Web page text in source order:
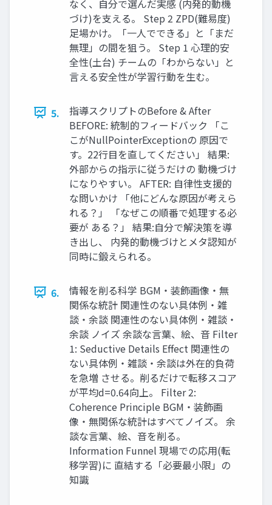
なく、自分で選んだ実感 (内発的動機
づけ)を支える。 Step 2 ZPD(難易度)
足場かけ。「一人でできる」と「まだ
無理」の間を狙う。 Step 1 心理的安
全性(土台) チームの「わからない」と
言える安全性が学習行動を生む。
5.
指導スクリプトのBefore & After
BEFORE: 統制的フィードバック 「こ
こがNullPointerExceptionの 原因で
す。22行目を直してください」 結果:
外部からの指示に従うだけの 動機づけ
になりやすい。 AFTER: 自律性支援的
な問いかけ 「他にどんな原因が考えら
れる？」 「なぜこの順番で処理する必
要が ある？」 結果:自分で解決策を導
き出し、 内発的動機づけとメタ認知が
同時に鍛えられる。
6.
情報を削る科学 BGM・装飾画像・無
関係な統計 関連性のない具体例・雑
談・余談 関連性のない具体例・雑談・
余談 ノイズ 余談な言葉、絵、音 Filter
1: Seductive Details Effect 関連性の
ない具体例・雑談・余談は外在的負荷
を急増 させる。削るだけで転移スコア
が平均d=0.64向上。 Filter 2:
Coherence Principle BGM・装飾画
像・無関係な統計はすべてノイズ。 余
談な言葉、絵、音を削る。
Information Funnel 現場での応用(転
移学習)に 直結する「必要最小限」の
知識